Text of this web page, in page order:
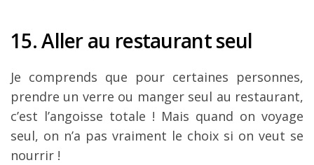
15. Aller au restaurant seul
Je comprends que pour certaines personnes,
prendre un verre ou manger seul au restaurant,
c’est l’angoisse totale ! Mais quand on voyage
seul, on n’a pas vraiment le choix si on veut se
nourrir !